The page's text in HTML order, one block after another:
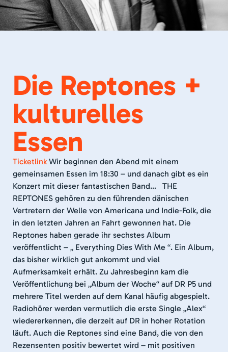
Die Reptones +
kulturelles
Essen
TicketlinkWir beginnen den Abend mit einem
gemeinsamen Essen im 18:30 – und danach gibt es ein
Konzert mit dieser fantastischen Band… THE
REPTONES gehören zu den führenden dänischen
Vertretern der Welle von Americana und Indie-Folk, die
in den letzten Jahren an Fahrt gewonnen hat. Die
Reptones haben gerade ihr sechstes Album
veröffentlicht – „ Everything Dies With Me “. Ein Album,
das bisher wirklich gut ankommt und viel
Aufmerksamkeit erhält. Zu Jahresbeginn kam die
Veröffentlichung bei „Album der Woche“ auf DR P5 und
mehrere Titel werden auf dem Kanal häufig abgespielt.
Radiohörer werden vermutlich die erste Single „Alex“
wiedererkennen, die derzeit auf DR in hoher Rotation
läuft. Auch die Reptones sind eine Band, die von den
Rezensenten positiv bewertet wird – mit positiven